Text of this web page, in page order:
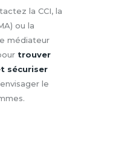
la CCI, la
ou la
médiateur
trouver
sécuriser
le